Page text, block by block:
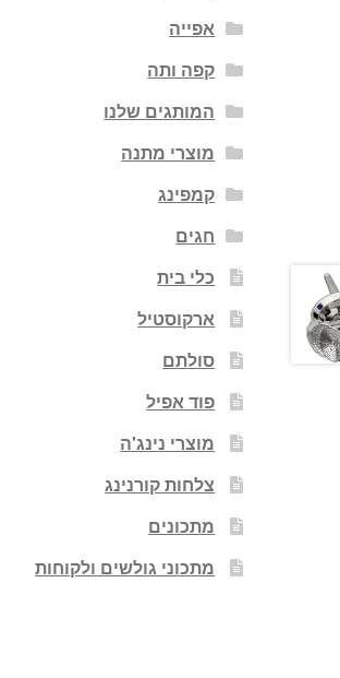
אפייה
קפה ותה
המותגים שלנו
מוצרי מתנה
קמפינג
חגים
כלי בית
ארקוסטיל
סולתם
פוד אפיל
מוצרי נינג'ה
צלחות קורנינג
מתכונים
מתכוני גולשים ולקוחות